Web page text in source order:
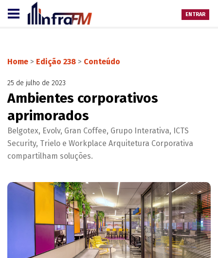
ENTRAR
Home > Edição 238 > Conteúdo
25 de julho de 2023
Ambientes corporativos
aprimorados
Belgotex, Evolv, Gran Coffee, Grupo Interativa, ICTS
Security, Trielo e Workplace Arquitetura Corporativa
compartilham soluções.